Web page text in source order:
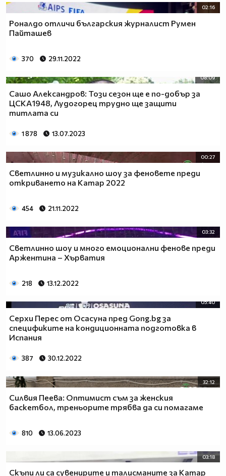
02:16
Роналдо отличи българския журналист Румен
Пайташев
370 29.11.2022
08:09
Сашо Александров: Този сезон ще е по-добър за
ЦСКА1948, Лудогорец трудно ще защити
титлата си
1 878 13.07.2023
00:27
Светлинно и музикално шоу за феновете преди
откриването на Катар 2022
454 21.11.2022
03:32
Светлинно шоу и много емоционални фенове преди
Аржентина – Хърватия
218 13.12.2022
05:40
Серхи Перес от Осасуна пред Gong.bg за
спецификите на кондиционната подготовка в
Испания
387 30.12.2022
32:12
Силвия Пеева: Оптимист съм за женския
баскетбол, треньорите трябва да си помагаме
810 13.06.2023
03:18
Скъпи ли са сувенирите и талисманите за Катар